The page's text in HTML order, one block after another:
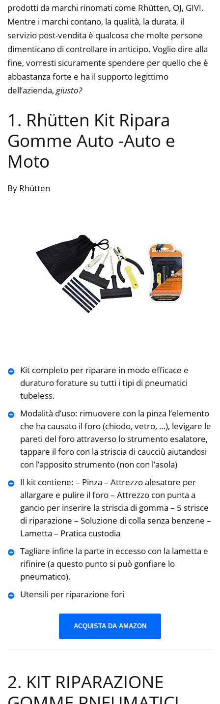
prodotti da marchi rinomati come Rhütten, OJ, GIVI.
Mentre i marchi contano, la qualità, la durata, il
servizio post-vendita è qualcosa che molte persone
dimenticano di controllare in anticipo. Voglio dire alla
fine, vorresti sicuramente spendere per quello che è
abbastanza forte e ha il supporto legittimo
dell’azienda, giusto?
1. Rhütten Kit Ripara
Gomme Auto -Auto e
Moto
By Rhütten
Kit completo per riparare in modo efficace e
duraturo forature su tutti i tipi di pneumatici
tubeless.
Modalità d’uso: rimuovere con la pinza l’elemento
che ha causato il foro (chiodo, vetro, …), levigare le
pareti del foro attraverso lo strumento esalatore,
tappare il foro con la striscia di caucciù aiutandosi
con l’apposito strumento (non con l’asola)
Il kit contiene: – Pinza – Attrezzo alesatore per
allargare e pulire il foro – Attrezzo con punta a
gancio per inserire la striscia di gomma – 5 strisce
di riparazione – Soluzione di colla senza benzene –
Lametta – Pratica custodia
Tagliare infine la parte in eccesso con la lametta e
rifinire (a questo punto si può gonfiare lo
pneumatico).
Utensili per riparazione fori
ACQUISTA DA AMAZON
2. KIT RIPARAZIONE